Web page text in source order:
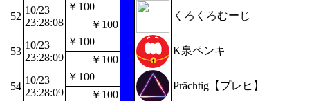
52
10/23
23:28:08
￥100
くろくろむーじ
￥100
53
10/23
23:28:09
￥100
K泉ペンキ
￥100
54
10/23
23:28:09
￥100
Prächtig【プレヒ】
￥100